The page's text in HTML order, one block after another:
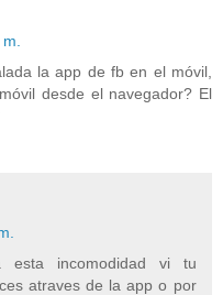
la app de fb en el móvil,
desde el navegador? El
esta incomodidad vi tu
atraves de la app o por